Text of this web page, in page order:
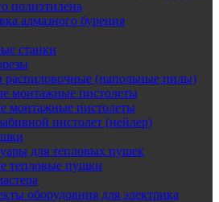
полиэтилена
алмазного бурения
станки
распиловочные (напольные пилы)
монтажные пистолеты
монтажные пистолеты
пистолет (нейлер)
для тепловых пушек
тепловые пушки
оборудовния для электрика